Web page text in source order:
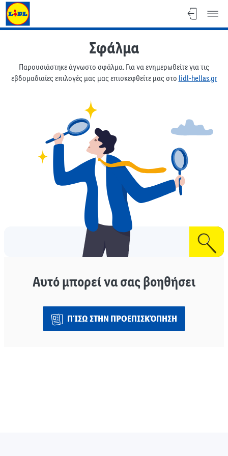
Φυλλάδιο Lidl
Σφάλμα
Παρουσιάστηκε άγνωστο σφάλμα. Για να ενημερωθείτε για τις
εβδομαδιαίες επιλογές μας μας επισκεφθείτε μας στο lidl-hellas.gr
Αυτό μπορεί να σας βοηθήσει
ΠΊΣΩ ΣΤΗΝ ΠΡΟΕΠΙΣΚΌΠΗΣΗ